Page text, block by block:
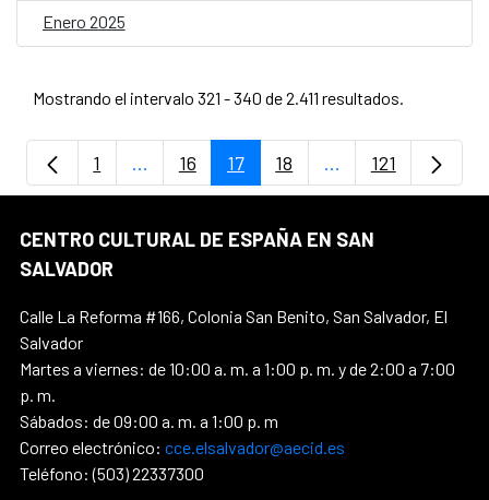
Enero 2025
Mostrando el intervalo 321 - 340 de 2.411 resultados.
Página
1 ...Páginas intermedias Use TAB para
Página
16 Página
17 Página
18 ...PáginasPágina
121
CENTRO CULTURAL DE ESPAÑA EN SAN
SALVADOR
Calle La Reforma #166, Colonia San Benito, San Salvador, El
Salvador
Martes a viernes: de 10:00 a. m. a 1:00 p. m. y de 2:00 a 7:00
p. m.
Sábados: de 09:00 a. m. a 1:00 p. m
Correo electrónico: cce.elsalvador@aecid.es
Teléfono: (503) 22337300